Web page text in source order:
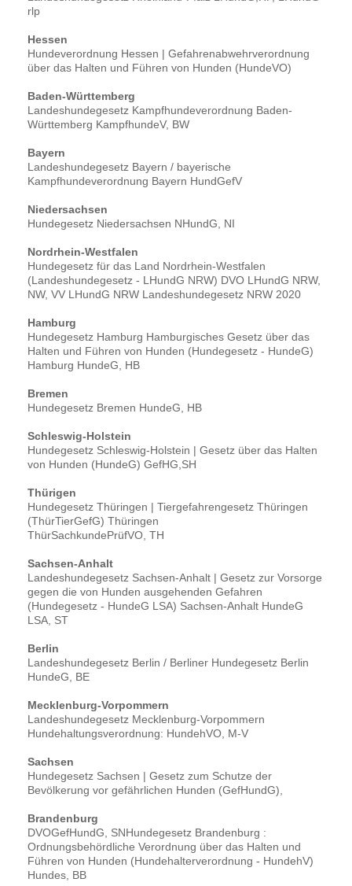
rlp
Hessen
Hundeverordnung Hessen | Gefahrenabwehrverordnung
über das Halten und Führen von Hunden (HundeVO)
Baden-Württemberg
Landeshundegesetz Kampfhundeverordnung Baden-
Württemberg KampfhundeV, BW
Bayern
Landeshundegesetz Bayern / bayerische
Kampfhundeverordnung Bayern HundGefV
Niedersachsen
Hundegesetz Niedersachsen NHundG, NI
Nordrhein-Westfalen
Hundegesetz für das Land Nordrhein-Westfalen
(Landeshundegesetz - LHundG NRW) DVO LHundG NRW,
NW, VV LHundG NRW Landeshundegesetz NRW 2020
Hamburg
Hundegesetz Hamburg Hamburgisches Gesetz über das
Halten und Führen von Hunden (Hundegesetz - HundeG)
Hamburg HundeG, HB
Bremen
Hundegesetz Bremen HundeG, HB
Schleswig-Holstein
Hundegesetz Schleswig-Holstein | Gesetz über das Halten
von Hunden (HundeG) GefHG,SH
Thürigen
Hundegesetz Thüringen | Tiergefahrengesetz Thüringen
(ThürTierGefG) Thüringen
ThürSachkundePrüfVO, TH
Sachsen-Anhalt
Landeshundegesetz Sachsen-Anhalt | Gesetz zur Vorsorge
gegen die von Hunden ausgehenden Gefahren
(Hundegesetz - HundeG LSA) Sachsen-Anhalt HundeG
LSA, ST
Berlin
Landeshundegesetz Berlin / Berliner Hundegesetz Berlin
HundeG, BE
Mecklenburg-Vorpommern
Landeshundegesetz Mecklenburg-Vorpommern
Hundehaltungsverordnung: HundehVO, M-V
Sachsen
Hundegesetz Sachsen | Gesetz zum Schutze der
Bevölkerung vor gefährlichen Hunden (GefHundG),
Brandenburg
DVOGefHundG, SNHundegesetz Brandenburg :
Ordnungsbehördliche Verordnung über das Halten und
Führen von Hunden (Hundehalterverordnung - HundehV)
Hundes, BB